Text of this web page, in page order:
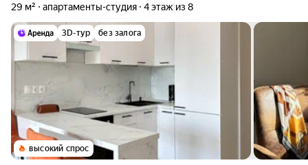
29 м² апартаменты-студия 4 этаж из 8
3D-тур без залога
высокий спрос